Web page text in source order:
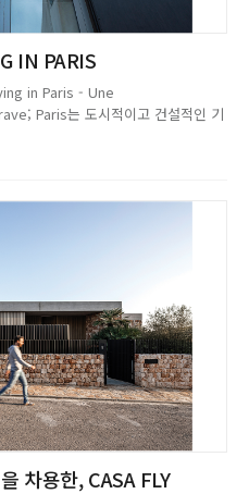
IN PARIS
in Paris - Une
Paris는 도시적이고 건설적인 기
그들은 6x4m 공간을 기반으로 하는
차용한, CASA FLY